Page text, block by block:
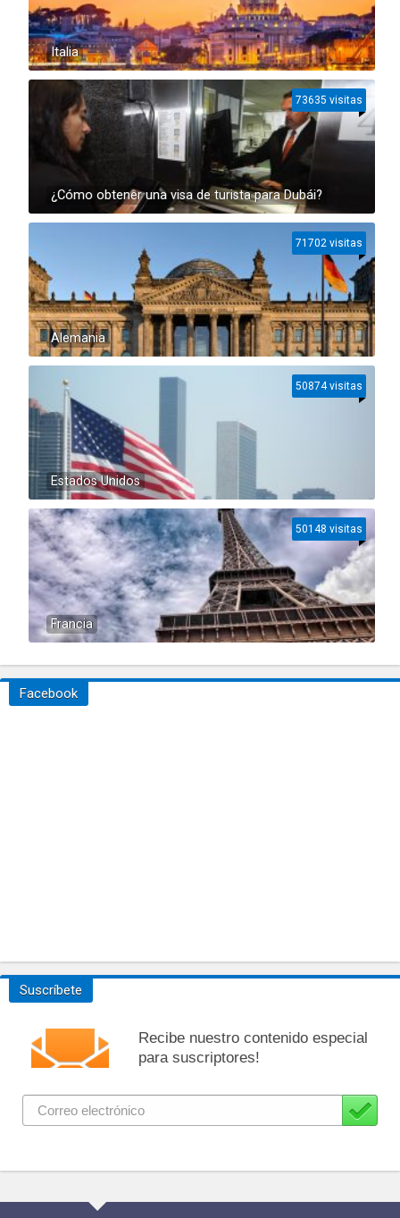
Italia
¿Cómo obtener una visa de turista para Dubái?
73635 visitas
Alemania
71702 visitas
Estados Unidos
50874 visitas
Francia
50148 visitas
Facebook
Suscríbete
Recibe nuestro contenido especial
para suscriptores!